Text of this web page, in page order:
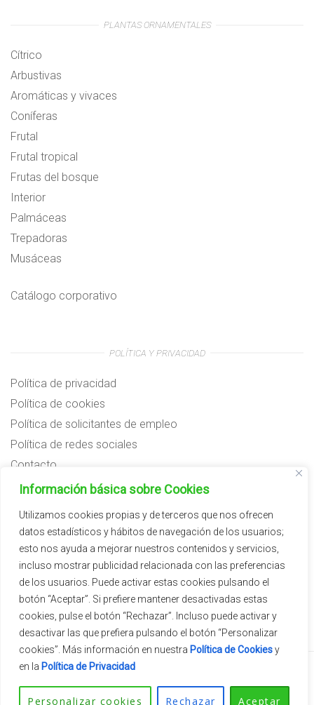
Información básica sobre Cookies
Utilizamos cookies propias y de terceros que nos ofrecen
datos estadísticos y hábitos de navegación de los usuarios;
esto nos ayuda a mejorar nuestros contenidos y servicios,
incluso mostrar publicidad relacionada con las preferencias
de los usuarios. Puede activar estas cookies pulsando el
botón “Aceptar”. Si prefiere mantener desactivadas estas
cookies, pulse el botón “Rechazar”. Incluso puede activar y
desactivar las que prefiera pulsando el botón “Personalizar
cookies”. Más información en nuestra Política de Cookiesy
en la Política de Privacidad
Personalizar cookies Rechazar Aceptar
PLANTAS ORNAMENTALES
Cítrico
Arbustivas
Aromáticas y vivaces
Coníferas
Frutal
Frutal tropical
Frutas del bosque
Interior
Palmáceas
Trepadoras
Musáceas
Catálogo corporativo
POLÍTICA Y PRIVACIDAD
Política de privacidad
Política de cookies
Política de solicitantes de empleo
Política de redes sociales
Contacto
Preguntas frecuentes
Subvenciones
2026 © Vivercid. Tema deSiteOrigin